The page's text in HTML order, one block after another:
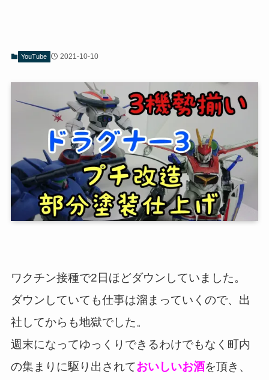
YouTube 2021-10-10
ワクチン接種で2日ほどダウンしていました。
ダウンしていても仕事は溜まっていくので、出
社してからも地獄でした。
週末になってゆっくりできるわけでもなく町内
の集まりに駆り出されておいしいお酒を頂き、